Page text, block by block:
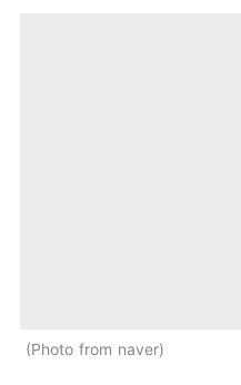
Photo from naver